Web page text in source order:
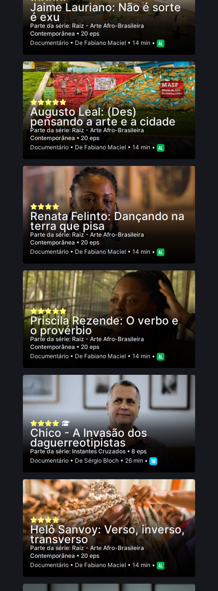
Jaime Lauriano: Não é sorte
é exu
Parte da série: Raiz - Arte Afro-Brasileira
Contemporânea • 20 eps
Documentário • De Fabiano Maciel • 14 min •
Augusto Leal: (Des)
pensando a arte e a cidade
Parte da série: Raiz - Arte Afro-Brasileira
Contemporânea • 20 eps
Documentário • De Fabiano Maciel • 14 min •
Renata Felinto: Dançando na
terra que pisa
Parte da série: Raiz - Arte Afro-Brasileira
Contemporânea • 20 eps
Documentário • De Fabiano Maciel • 14 min •
Priscila Rezende: O verbo e
o provérbio
Parte da série: Raiz - Arte Afro-Brasileira
Contemporânea • 20 eps
Documentário • De Fabiano Maciel • 14 min •
Chico - A Invasão dos
daguerreotipistas
Parte da série: Instantes Cruzados • 8 eps
Documentário • De Sérgio Bloch • 26 min •
Helô Sanvoy: Verso, inverso,
transverso
Parte da série:Raiz - Arte Afro-Brasileira
Contemporânea • 20 eps
Documentário • De Fabiano Maciel • 14 min •